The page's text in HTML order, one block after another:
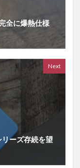
全に爆熱仕様
Next
ーズ存続を望